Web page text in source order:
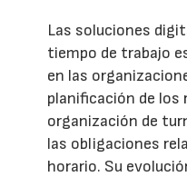
Las soluciones
tiempo de trabajo
en las
planificación de los
organización de
las obligaciones
horario. Su